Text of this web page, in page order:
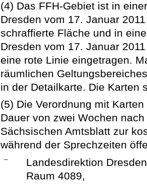
(4) Das FFH-Gebiet ist in
Dresden vom 17. Januar
schraffierte Fläche und in
Dresden vom 17. Januar
eine rote Linie eingetragen.
räumlichen
in der Detailkarte. Die Karten
(5) Die Verordnung mit
Dauer von zwei Wochen
Sächsischen Amtsblatt zur
während der Sprechzeiten
–
Landesdirektion
Raum 4089,